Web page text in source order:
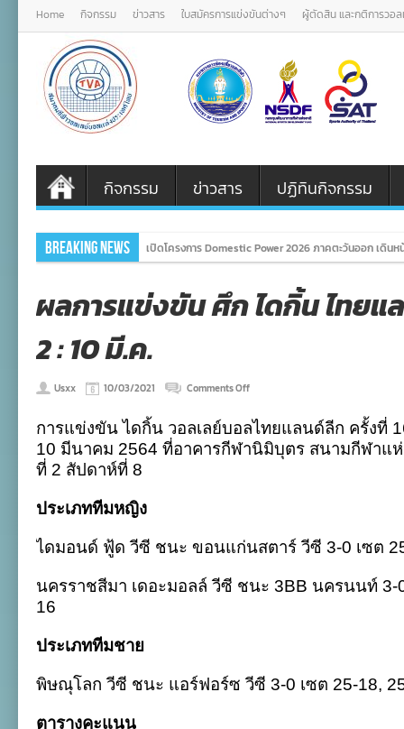
Home กิจกรรม ข่าวสาร ใบสมัครการแข่งขันต่างๆ ผู้ตัดสิน และกติการวอ
กิจกรรม ข่าวสาร ปฏิทินกิจกรรม
Breaking News เปิดโครงการ Domestic Power 2026 ภาคตะวันออก เดิน
ผลการแข่งขัน ศึก ไดกิ้น ไทยแ
2 : 10 มี.ค.
Usxx 10/03/2021 Comments Offon
แข่งขัน
ศึก
ได
เลก
10
การแข่งขัน ไดกิ้น วอลเลย์บอลไทยแลนด์ลีก ครั้งที่
10 มีนาคม 2564 ที่อาคารกีฬานิมิบุตร สนามกีฬาแห่
ที่ 2 สัปดาห์ที่ 8
ประเภททีมหญิง
ไดมอนด์ ฟู้ด วีซี ชนะ ขอนแก่นสตาร์ วีซี 3-0 เซต
นครราชสีมา เดอะมอลล์ วีซี ชนะ 3BB นครนนท์ 3-
16
ประเภททีมชาย
พิษณุโลก วีซี ชนะ แอร์ฟอร์ซ วีซี 3-0 เซต 25-18,
ตารางคะแนน